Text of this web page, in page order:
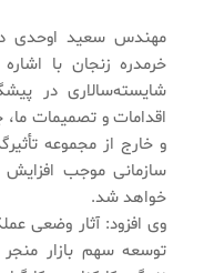
مهندس سعید اوحدی
خرمدره زنجان با
شایسته‌سالاری در
اقدامات و تصمیمات
و خارج از مجموعه
سازمانی موجب افزایش
خواهد شد.
وی افزود: آثار وضعی
توسعه سهم بازار